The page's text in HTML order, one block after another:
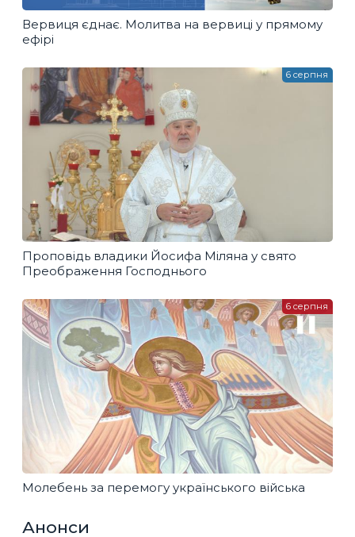
Вервиця єднає. Молитва на вервиці у прямому
ефірі
Проповідь владики Йосифа Міляна у свято
Преображення Господнього
6 серпня
Молебень за перемогу українського війська
6 серпня
Анонси